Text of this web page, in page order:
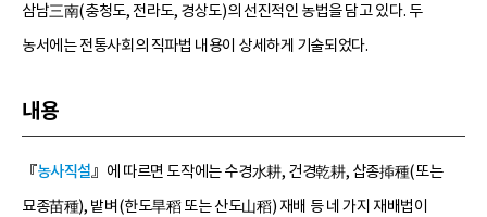
삼남三南(충청도, 전라도, 경상도)의 선진적인 농법을 담고 있다. 두
농서에는 전통사회의 직파법 내용이 상세하게 기술되었다.
내용
『농사직설』에 따르면 도작에는 수경水耕, 건경乾耕, 삽종揷種(또는
묘종苗種), 밭벼(한도旱稻 또는 산도山稻) 재배 등 네 가지 재배법이